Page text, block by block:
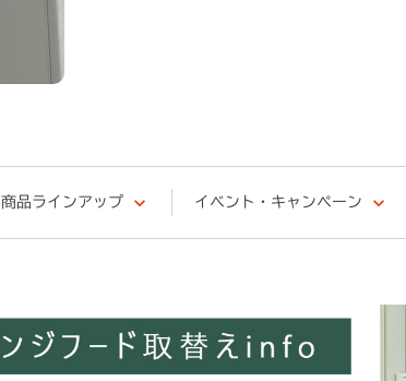
商品ラインアップ イベント・キャンペーン